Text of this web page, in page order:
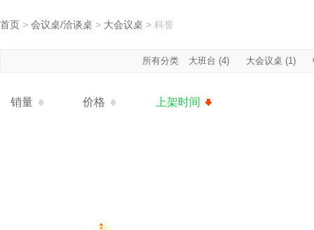
首页 > 会议桌/洽谈桌 > 大会议桌 > 科誉
所有分类 大班台 (4) 大会议桌 (1)
销量 价格 上架时间